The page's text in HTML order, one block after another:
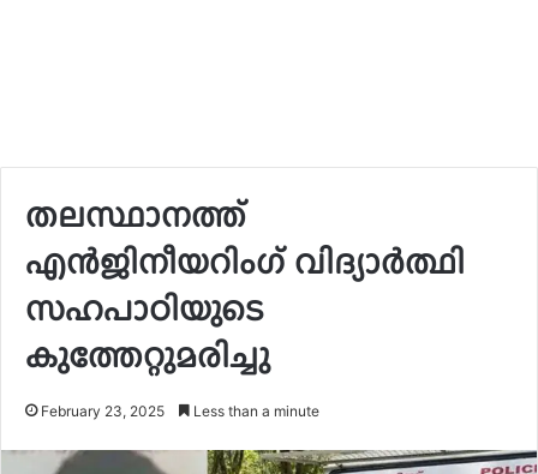
തലസ്ഥാനത്ത്
എൻജിനീയറിംഗ് വിദ്യാർത്ഥി
സഹപാഠിയുടെ
കുത്തേറ്റുമരിച്ചു
February 23, 2025 Less than a minute